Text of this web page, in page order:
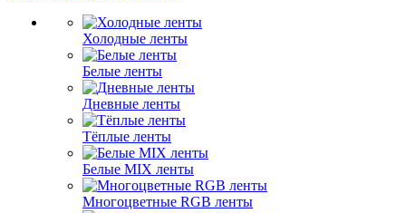
Холодные ленты
Белые ленты
Дневные ленты
Тёплые ленты
Белые MIX ленты
Многоцветные RGB ленты